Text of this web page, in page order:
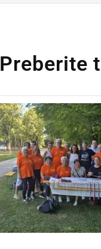
Preberite